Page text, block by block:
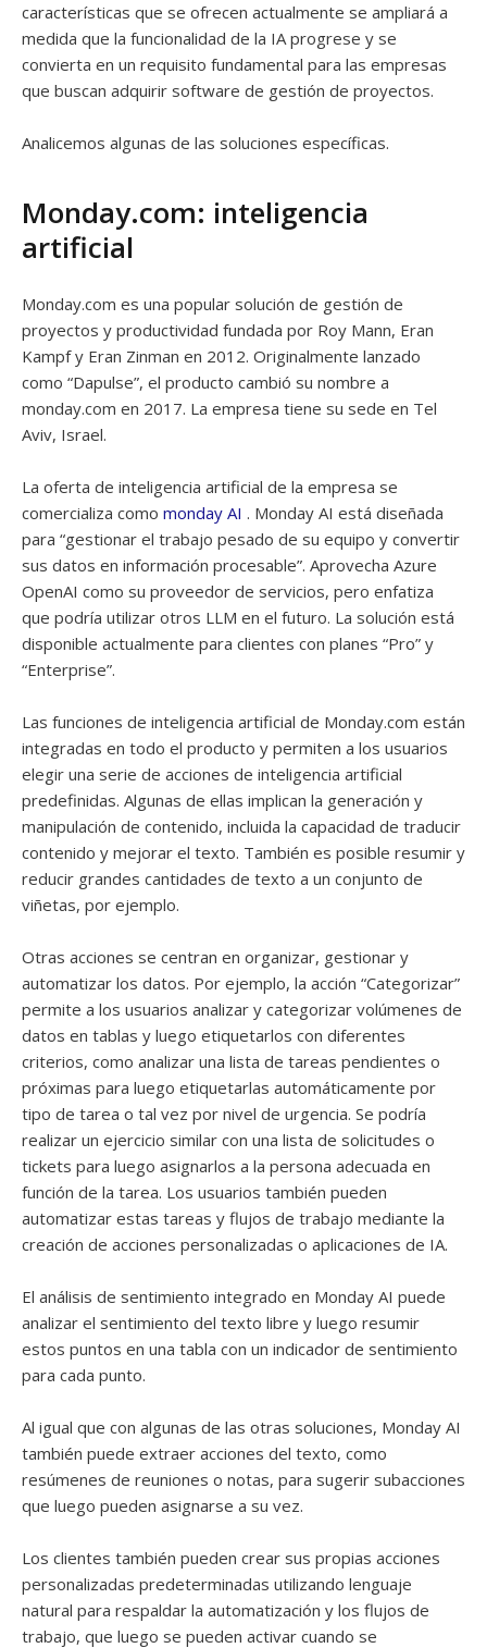
características que se ofrecen actualmente se ampliará a
medida que la funcionalidad de la IA progrese y se
convierta en un requisito fundamental para las empresas
que buscan adquirir software de gestión de proyectos.
Analicemos algunas de las soluciones específicas.
Monday.com: inteligencia
artificial
Monday.com es una popular solución de gestión de
proyectos y productividad fundada por Roy Mann, Eran
Kampf y Eran Zinman en 2012. Originalmente lanzado
como “Dapulse”, el producto cambió su nombre a
monday.com en 2017. La empresa tiene su sede en Tel
Aviv, Israel.
La oferta de inteligencia artificial de la empresa se
comercializa como monday AI . Monday AI está diseñada
para “gestionar el trabajo pesado de su equipo y convertir
sus datos en información procesable”. Aprovecha Azure
OpenAI como su proveedor de servicios, pero enfatiza
que podría utilizar otros LLM en el futuro. La solución está
disponible actualmente para clientes con planes “Pro” y
“Enterprise”.
Las funciones de inteligencia artificial de Monday.com están
integradas en todo el producto y permiten a los usuarios
elegir una serie de acciones de inteligencia artificial
predefinidas. Algunas de ellas implican la generación y
manipulación de contenido, incluida la capacidad de traducir
contenido y mejorar el texto. También es posible resumir y
reducir grandes cantidades de texto a un conjunto de
viñetas, por ejemplo.
Otras acciones se centran en organizar, gestionar y
automatizar los datos. Por ejemplo, la acción “Categorizar”
permite a los usuarios analizar y categorizar volúmenes de
datos en tablas y luego etiquetarlos con diferentes
criterios, como analizar una lista de tareas pendientes o
próximas para luego etiquetarlas automáticamente por
tipo de tarea o tal vez por nivel de urgencia. Se podría
realizar un ejercicio similar con una lista de solicitudes o
tickets para luego asignarlos a la persona adecuada en
función de la tarea. Los usuarios también pueden
automatizar estas tareas y flujos de trabajo mediante la
creación de acciones personalizadas o aplicaciones de IA.
El análisis de sentimiento integrado en Monday AI puede
analizar el sentimiento del texto libre y luego resumir
estos puntos en una tabla con un indicador de sentimiento
para cada punto.
Al igual que con algunas de las otras soluciones, Monday AI
también puede extraer acciones del texto, como
resúmenes de reuniones o notas, para sugerir subacciones
que luego pueden asignarse a su vez.
Los clientes también pueden crear sus propias acciones
personalizadas predeterminadas utilizando lenguaje
natural para respaldar la automatización y los flujos de
trabajo, que luego se pueden activar cuando se